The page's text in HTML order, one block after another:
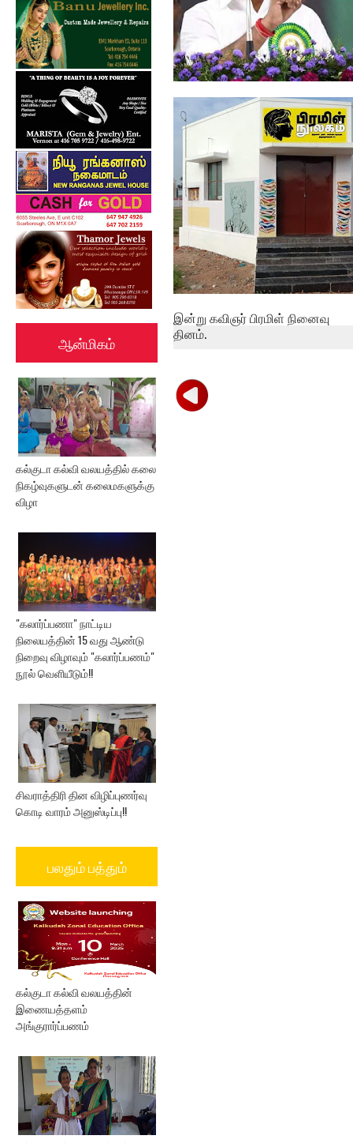
ஆன்மிகம்
கல்குடா கல்வி வலயத்தில் கலை
நிகழ்வுகளுடன் கலைமகளுக்கு
விழா
"கலார்ப்பணா" நாட்டிய
நிலையத்தின் 15 வது ஆண்டு
நிறைவு விழாவும் "கலார்ப்பணம்"
நூல் வெளியீடும்!!
சிவராத்திரி தின விழிப்புணர்வு
கொடி வாரம் அனுஸ்டிப்பு!!
பலதும் பத்தும்
கல்குடா கல்வி வலயத்தின்
இணையத்தளம்
அங்குரார்ப்பணம்
மக்கள் ஒத்துழைத்தால்தான்
கொரோனா பரவ...
இன்று கவிஞர் பிரமிள் நினைவு
தினம்.